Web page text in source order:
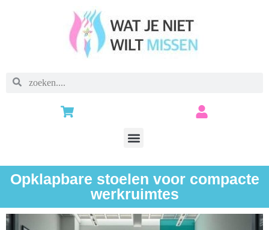
Opklapbare stoelen voor compacte
werkruimtes